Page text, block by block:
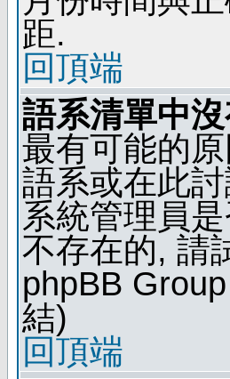
距.
回頂端
語系清單中
最有可能的
語系或在此
系統管理員
不存在的, 請
phpBB
結)
回頂端